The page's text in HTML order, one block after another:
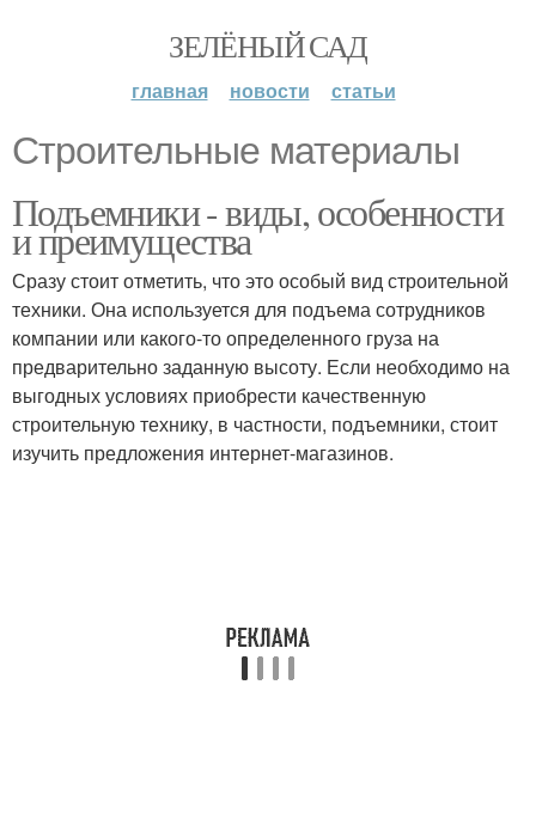
ЗЕЛЁНЫЙ САД
главная новости статьи
Строительные материалы
Подъемники - виды, особенности
и преимущества
Сразу стоит отметить, что это особый вид строительной
техники. Она используется для подъема сотрудников
компании или какого-то определенного груза на
предварительно заданную высоту. Если необходимо на
выгодных условиях приобрести качественную
строительную технику, в частности, подъемники, стоит
изучить предложения интернет-магазинов.